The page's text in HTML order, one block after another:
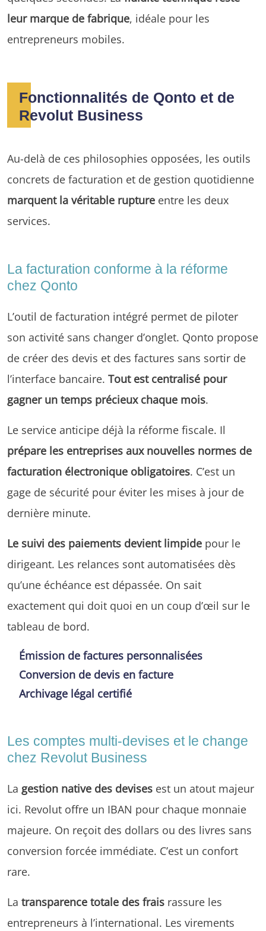
leur marque de fabrique, idéale pour les
entrepreneurs mobiles.
Fonctionnalités de Qonto et de
Revolut Business
Au-delà de ces philosophies opposées, les outils
concrets de facturation et de gestion quotidienne
marquent la véritable rupture entre les deux
services.
La facturation conforme à la réforme
chez Qonto
L’outil de facturation intégré permet de piloter
son activité sans changer d’onglet. Qonto propose
de créer des devis et des factures sans sortir de
l’interface bancaire. Tout est centralisé pour
gagner un temps précieux chaque mois.
Le service anticipe déjà la réforme fiscale. Il
prépare les entreprises aux nouvelles normes de
facturation électronique obligatoires. C’est un
gage de sécurité pour éviter les mises à jour de
dernière minute.
Le suivi des paiements devient limpide pour le
dirigeant. Les relances sont automatisées dès
qu’une échéance est dépassée. On sait
exactement qui doit quoi en un coup d’œil sur le
tableau de bord.
Émission de factures personnalisées
Conversion de devis en facture
Archivage légal certifié
Les comptes multi-devises et le change
chez Revolut Business
La gestion native des devises est un atout majeur
ici. Revolut offre un IBAN pour chaque monnaie
majeure. On reçoit des dollars ou des livres sans
conversion forcée immédiate. C’est un confort
rare.
La transparence totale des frais rassure les
entrepreneurs à l’international. Les virements